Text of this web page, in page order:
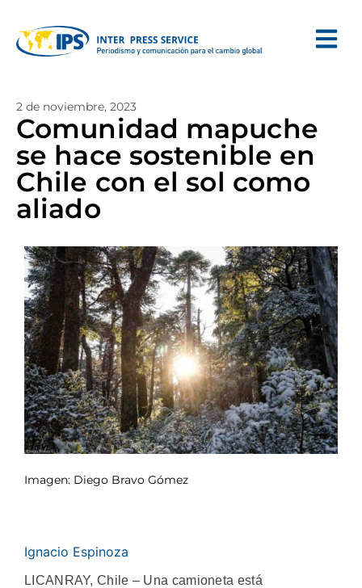
2 de noviembre, 2023
Comunidad mapuche
se hace sostenible en
Chile con el sol como
aliado
Imagen: Diego Bravo Gómez
Ignacio Espinoza
LICANRAY, Chile – Una camioneta está